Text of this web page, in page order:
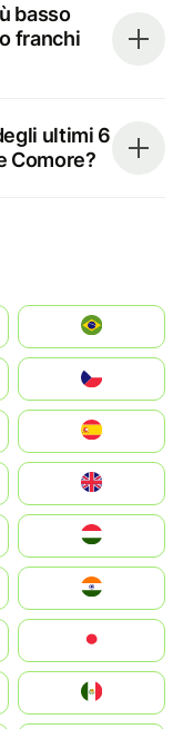
basso
franchi
ultimi 6
Comore?